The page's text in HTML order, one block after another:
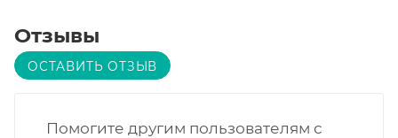
Отзывы
ОСТАВИТЬ ОТЗЫВ
Помогите другим пользователям с